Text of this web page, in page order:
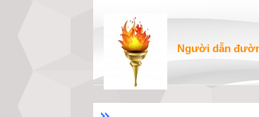
Người dẫn